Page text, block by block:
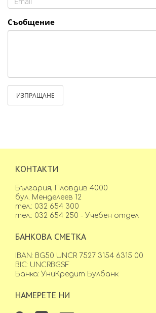
Съобщение
ИЗПРАЩАНЕ
КОНТАКТИ
България, Пловдив 4000
бул. Менделеев 12
тел.: 032 654 300
тел.: 032 654 250 - Учебен отдел
БАНКОВА СМЕТКА
IBAN: BG50 UNCR 7527 3154 6315 00
BIC: UNCRBGSF
Банка: УниКредит Булбанк
НАМЕРЕТЕ НИ